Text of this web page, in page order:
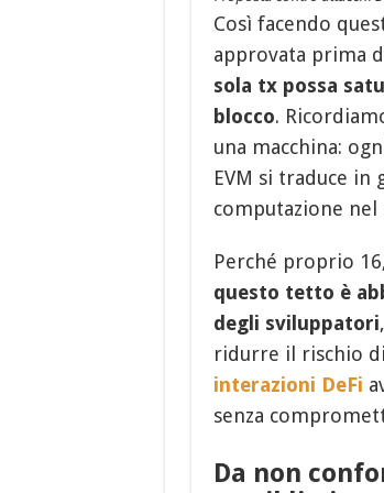
Così facendo
approvata prima
sola tx possa
blocco.
una macchina:
EVM si traduce in
computazione nel
Perché proprio
questo tetto è
degli sviluppatori
ridurre il rischio
interazioni DeFi
senza
Da non